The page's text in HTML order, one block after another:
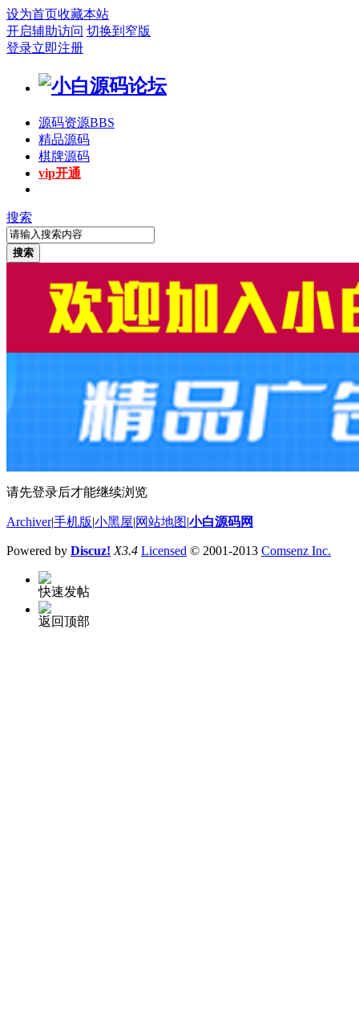
设为首页收藏本站
开启辅助访问 切换到窄版
登录立即注册
源码资源BBS
精品源码
棋牌源码
vip开通
搜索
搜索
请先登录后才能继续浏览
Archiver|手机版 小黑屋 网站地图 小白源码网
Powered by Discuz! X3.4 Licensed © 2001-2013 Comsenz Inc.
快速发帖
返回顶部